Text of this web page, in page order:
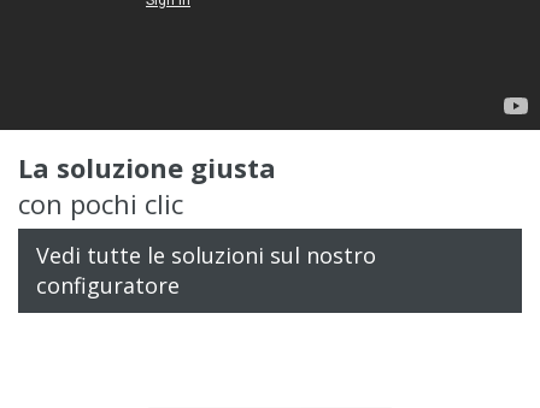
La soluzione giusta
con pochi clic
Vedi tutte le soluzioni sul nostro
configuratore